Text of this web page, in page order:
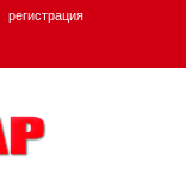
регистрация